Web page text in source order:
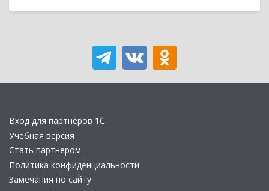
Вход для партнеров 1С
Учебная версия
Стать партнером
Политика конфиденциальности
Замечания по сайту